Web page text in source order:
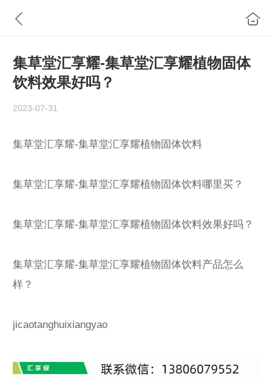
集草堂汇享耀-集草堂汇享耀植物固体
饮料效果好吗？
2023-07-31
集草堂汇享耀-集草堂汇享耀植物固体饮料
集草堂汇享耀-集草堂汇享耀植物固体饮料哪里买？
集草堂汇享耀-集草堂汇享耀植物固体饮料效果好吗？
集草堂汇享耀-集草堂汇享耀植物固体饮料产品怎么
样？
jicaotanghuixiangyao